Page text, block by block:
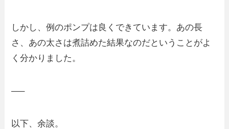
しかし、例のポンプは良くできています。あの長
さ、あの太さは煮詰めた結果なのだということがよ
く分かりました。
—–
以下、余談。